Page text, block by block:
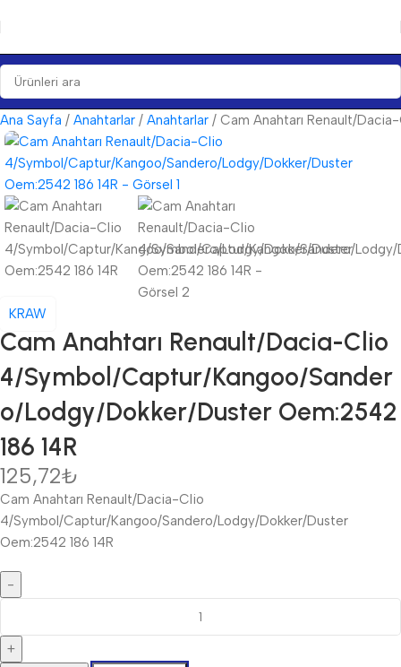
Ana Sayfa Anahtarlar Anahtarlar Cam Anahtarı Renault/
KRAW
Cam Anahtarı Renault/Dacia-Clio
4/Symbol/Captur/Kangoo/Sander
o/Lodgy/Dokker/Duster Oem:2542
186 14R
125,72₺
Cam Anahtarı Renault/Dacia-Clio
4/Symbol/Captur/Kangoo/Sandero/Lodgy/Dokker/Duster
Oem:2542 186 14R